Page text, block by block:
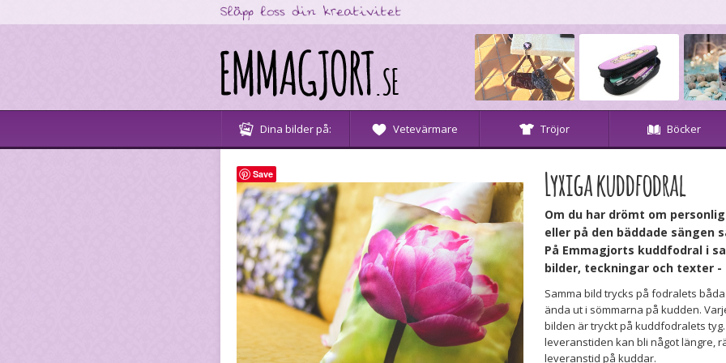
Dina bilder på: Vetevärmare Tröjor Böcker
Save Lyxiga kuddfodral
Om du har drömt om
eller på den bäddade sängen
På Emmagjorts kuddfodral i
bilder, teckningar och texter
Samma bild trycks på fodralets
ända ut i sömmarna på kudden.
bilden är tryckt på kuddfodralets
leveranstiden kan bli något längre,
leveranstid på kuddar.